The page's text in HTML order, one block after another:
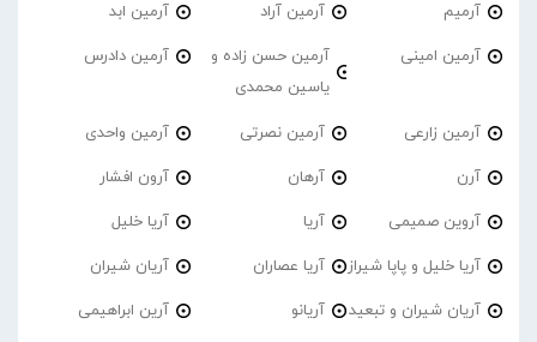
آرمیم آرمین آراد آرمین ابد
آرمین امینی
آرمین حسن زاده و
یاسین محمدی
آرمین دادرس
آرمین زارعی آرمین نصرتی آرمین واحدی
آرن آرهان آرون افشار
آروین صمیمی آریا آریا خلیل
آریا خلیل و پاپا شیراز آریا عصاران آریان شیران
آریان شیران و تبعید آریانو آرین ابراهیمی